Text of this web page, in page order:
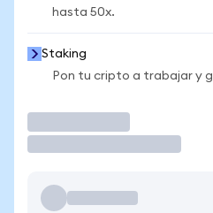
hasta 50x.
Staking
Pon tu cripto a trabajar y